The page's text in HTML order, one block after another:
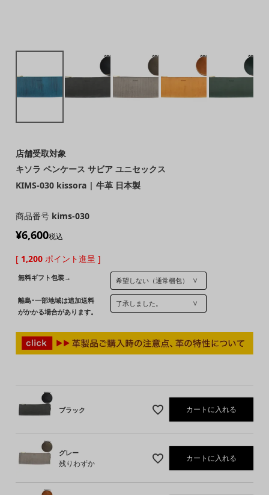
店舗受取対象
キソラ ペンケース サビア ユニセックス
KIMS-030 kissora | 牛革 日本製
商品番号 kims-030
¥6,600税込
[ 1,200 ポイント進呈 ]
無料ギフト包装→
離島･一部地域は追加送料
がかかる場合があります。
ブラック カートに入れる
グレー
残りわずか
カートに入れる